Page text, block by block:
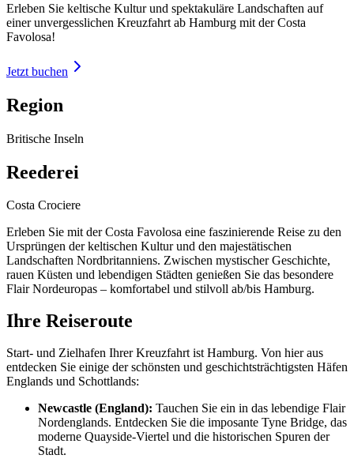
Erleben Sie keltische Kultur und spektakuläre Landschaften auf
einer unvergesslichen Kreuzfahrt ab Hamburg mit der Costa
Favolosa!
Jetzt buchen
Region
Britische Inseln
Reederei
Costa Crociere
Erleben Sie mit der Costa Favolosa eine faszinierende Reise zu den
Ursprüngen der keltischen Kultur und den majestätischen
Landschaften Nordbritanniens. Zwischen mystischer Geschichte,
rauen Küsten und lebendigen Städten genießen Sie das besondere
Flair Nordeuropas – komfortabel und stilvoll ab/bis Hamburg.
Ihre Reiseroute
Start- und Zielhafen Ihrer Kreuzfahrt ist Hamburg. Von hier aus
entdecken Sie einige der schönsten und geschichtsträchtigsten Häfen
Englands und Schottlands:
Newcastle (England): Tauchen Sie ein in das lebendige Flair
Nordenglands. Entdecken Sie die imposante Tyne Bridge, das
moderne Quayside-Viertel und die historischen Spuren der
Stadt.